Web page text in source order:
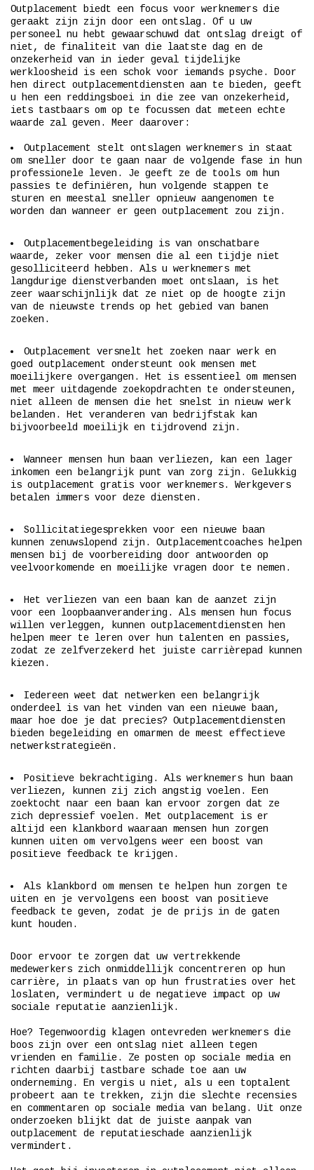
Outplacement biedt een focus voor werknemers die
geraakt zijn zijn door een ontslag. Of u uw
personeel nu hebt gewaarschuwd dat ontslag dreigt of
niet, de finaliteit van die laatste dag en de
onzekerheid van in ieder geval tijdelijke
werkloosheid is een schok voor iemands psyche. Door
hen direct outplacementdiensten aan te bieden, geeft
u hen een reddingsboei in die zee van onzekerheid,
iets tastbaars om op te focussen dat meteen echte
waarde zal geven. Meer daarover:
Outplacement stelt ontslagen werknemers in staat
om sneller door te gaan naar de volgende fase in hun
professionele leven. Je geeft ze de tools om hun
passies te definiëren, hun volgende stappen te
sturen en meestal sneller opnieuw aangenomen te
worden dan wanneer er geen outplacement zou zijn.
Outplacementbegeleiding is van onschatbare
waarde, zeker voor mensen die al een tijdje niet
gesolliciteerd hebben. Als u werknemers met
langdurige dienstverbanden moet ontslaan, is het
zeer waarschijnlijk dat ze niet op de hoogte zijn
van de nieuwste trends op het gebied van banen
zoeken.
Outplacement versnelt het zoeken naar werk en
goed outplacement ondersteunt ook mensen met
moeilijkere overgangen. Het is essentieel om mensen
met meer uitdagende zoekopdrachten te ondersteunen,
niet alleen de mensen die het snelst in nieuw werk
belanden. Het veranderen van bedrijfstak kan
bijvoorbeeld moeilijk en tijdrovend zijn.
Wanneer mensen hun baan verliezen, kan een lager
inkomen een belangrijk punt van zorg zijn. Gelukkig
is outplacement gratis voor werknemers. Werkgevers
betalen immers voor deze diensten.
Sollicitatiegesprekken voor een nieuwe baan
kunnen zenuwslopend zijn. Outplacementcoaches helpen
mensen bij de voorbereiding door antwoorden op
veelvoorkomende en moeilijke vragen door te nemen.
Het verliezen van een baan kan de aanzet zijn
voor een loopbaanverandering. Als mensen hun focus
willen verleggen, kunnen outplacementdiensten hen
helpen meer te leren over hun talenten en passies,
zodat ze zelfverzekerd het juiste carrièrepad kunnen
kiezen.
Iedereen weet dat netwerken een belangrijk
onderdeel is van het vinden van een nieuwe baan,
maar hoe doe je dat precies? Outplacementdiensten
bieden begeleiding en omarmen de meest effectieve
netwerkstrategieën.
Positieve bekrachtiging. Als werknemers hun baan
verliezen, kunnen zij zich angstig voelen. Een
zoektocht naar een baan kan ervoor zorgen dat ze
zich depressief voelen. Met outplacement is er
altijd een klankbord waaraan mensen hun zorgen
kunnen uiten om vervolgens weer een boost van
positieve feedback te krijgen.
Als klankbord om mensen te helpen hun zorgen te
uiten en je vervolgens een boost van positieve
feedback te geven, zodat je de prijs in de gaten
kunt houden.
Door ervoor te zorgen dat uw vertrekkende
medewerkers zich onmiddellijk concentreren op hun
carrière, in plaats van op hun frustraties over het
loslaten, vermindert u de negatieve impact op uw
sociale reputatie aanzienlijk.
Hoe? Tegenwoordig klagen ontevreden werknemers die
boos zijn over een ontslag niet alleen tegen
vrienden en familie. Ze posten op sociale media en
richten daarbij tastbare schade toe aan uw
onderneming. En vergis u niet, als u een toptalent
probeert aan te trekken, zijn die slechte recensies
en commentaren op sociale media van belang. Uit onze
onderzoeken blijkt dat de juiste aanpak van
outplacement de reputatieschade aanzienlijk
vermindert.